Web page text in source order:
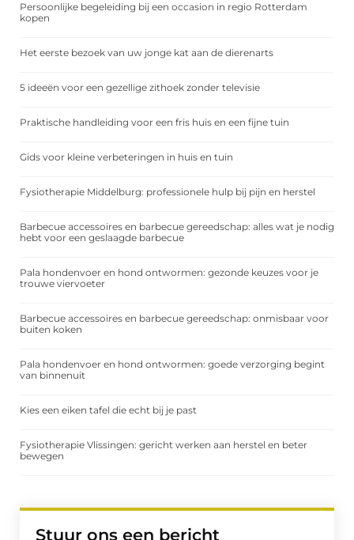
Persoonlijke begeleiding bij een occasion in regio Rotterdam
kopen
Het eerste bezoek van uw jonge kat aan de dierenarts
5 ideeën voor een gezellige zithoek zonder televisie
Praktische handleiding voor een fris huis en een fijne tuin
Gids voor kleine verbeteringen in huis en tuin
Fysiotherapie Middelburg: professionele hulp bij pijn en herstel
Barbecue accessoires en barbecue gereedschap: alles wat je nodig
hebt voor een geslaagde barbecue
Pala hondenvoer en hond ontwormen: gezonde keuzes voor je
trouwe viervoeter
Barbecue accessoires en barbecue gereedschap: onmisbaar voor
buiten koken
Pala hondenvoer en hond ontwormen: goede verzorging begint
van binnenuit
Kies een eiken tafel die echt bij je past
Fysiotherapie Vlissingen: gericht werken aan herstel en beter
bewegen
Stuur ons een bericht